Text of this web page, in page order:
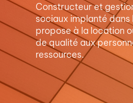
Constructeur et
sociaux implanté dans
propose à la location
de qualité aux
ressources.